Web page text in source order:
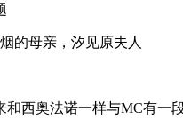
的母亲，汐见原夫人
西奥法诺一样与MC有一